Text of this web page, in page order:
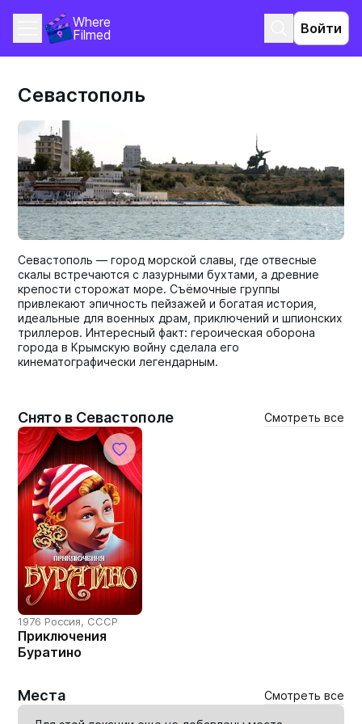
Where
Filmed
Войти
Севастополь
Севастополь — город морской славы, где отвесные
скалы встречаются с лазурными бухтами, а древние
крепости сторожат море. Съёмочные группы
привлекают эпичность пейзажей и богатая история,
идеальные для военных драм, приключений и шпионских
триллеров. Интересный факт: героическая оборона
города в Крымскую войну сделала его
кинематографически легендарным.
Снято в Севастополе Смотреть все
1976 Россия, СССР
Приключения
Буратино
Места Смотреть все